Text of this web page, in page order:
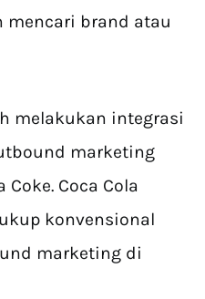
mencari brand atau
melakukan integrasi
marketing
Coca Cola
konvensional
marketing di